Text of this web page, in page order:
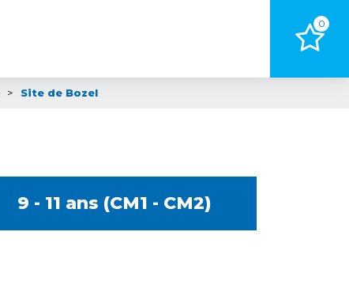
0
> Site de Bozel
9 - 11 ans (CM1 - CM2)